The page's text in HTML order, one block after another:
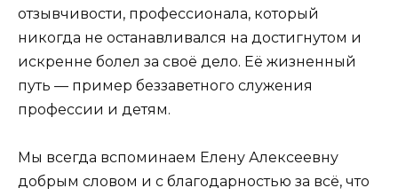
отзывчивости, профессионала, который
никогда не останавливался на достигнутом и
искренне болел за своё дело. Её жизненный
путь — пример беззаветного служения
профессии и детям.
Мы всегда вспоминаем Елену Алексеевну
добрым словом и с благодарностью за всё, что